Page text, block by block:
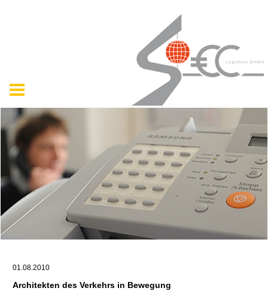
01.08.2010
Architekten des Verkehrs in Bewegung